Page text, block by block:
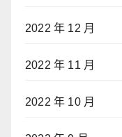
2022 年 12 月
2022 年 11 月
2022 年 10 月